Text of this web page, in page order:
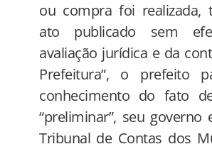
ou compra foi realizada,
ato publicado sem
avaliação jurídica e da
Prefeitura”, o prefeito
conhecimento do fato
“preliminar”, seu governo
Tribunal de Contas dos